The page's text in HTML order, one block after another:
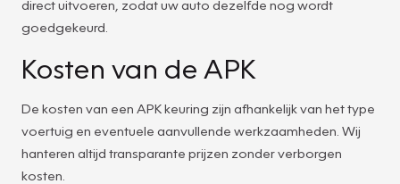
direct uitvoeren, zodat uw auto dezelfde nog wordt
goedgekeurd.
Kosten van de APK
De kosten van een APK keuring zijn afhankelijk van het type
voertuig en eventuele aanvullende werkzaamheden. Wij
hanteren altijd transparante prijzen zonder verborgen
kosten.